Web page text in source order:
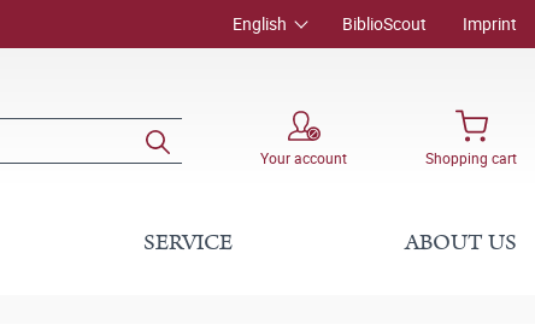
English BiblioScout Imprint
Your account Shopping cart
SERVICE ABOUT US